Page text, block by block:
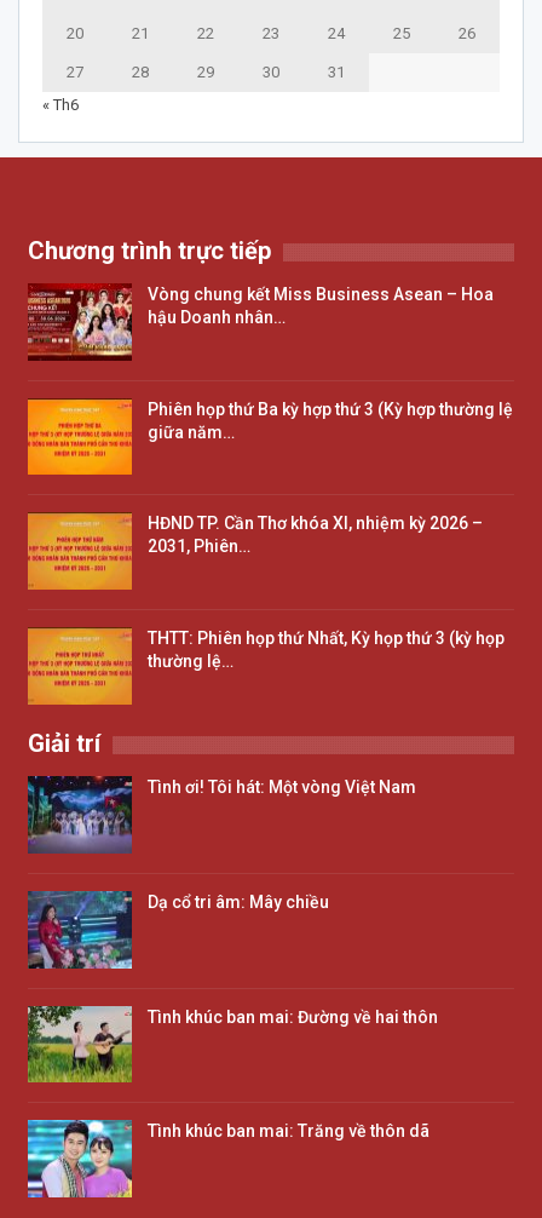
20 21 22 23 24 25 26
27 28 29 30
31
« Th6
Chương trình trực tiếp
Vòng chung kết Miss Business Asean – Hoa
hậu Doanh nhân…
Phiên họp thứ Ba kỳ hợp thứ 3 (Kỳ hợp thường lệ
giữa năm…
HĐND TP. Cần Thơ khóa XI, nhiệm kỳ 2026 –
2031, Phiên…
THTT: Phiên họp thứ Nhất, Kỳ họp thứ 3 (kỳ họp
thường lệ…
Giải trí
Tình ơi! Tôi hát: Một vòng Việt Nam
Dạ cổ tri âm: Mây chiều
Tình khúc ban mai: Đường về hai thôn
Tình khúc ban mai: Trăng về thôn dã